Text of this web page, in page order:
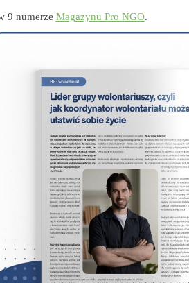
9 numerze Magazynu Pro NGO.